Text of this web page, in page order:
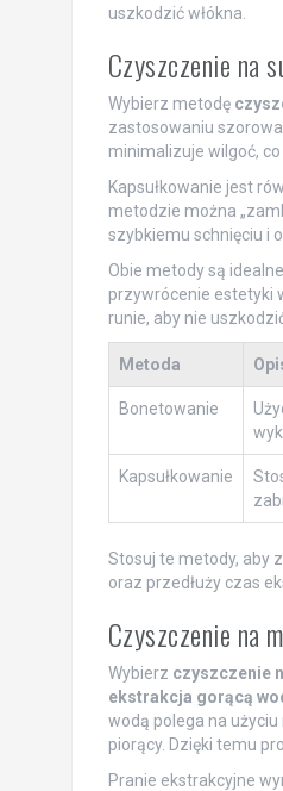
uszkodzić włókna.
Czyszczenie na
Wybierz metodę
zastosowaniu
minimalizuje wilgoć,
Kapsułkowanie jest
metodzie można
szybkiemu schnięciu i
Obie metody są
przywrócenie estetyki
runie, aby nie
Metoda
Bonetowanie
Kapsułkowanie
Stosuj te metody, aby
oraz przedłuży czas
Czyszczenie na
Wybierz czyszczenie
ekstrakcja gorącą
wodą polega na
piorący. Dzięki temu
Pranie ekstrakcyjne